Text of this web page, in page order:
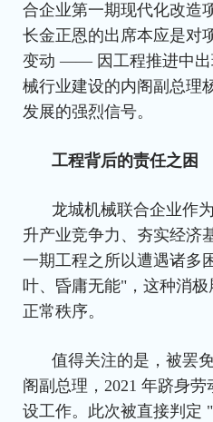
合企业第一期现代化改造
长金正恩的出席本应是对
变动 —— 因工程推进中出
械行业建设的内阁副总理
发展的强烈信号。
工程背后的责任之困
龙城机械联合企业作
升产业竞争力、夯实经济
一期工程之所以遭遇诸多
叶、昏庸无能"，这种消
正常秩序。
值得关注的是，被罢
阁副总理，2021 年跻身
设工作。此次被直接判定